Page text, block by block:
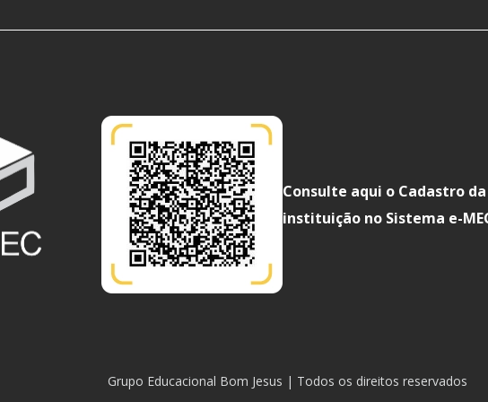
Consulte aqui o Cadastro da
instituição no Sistema e-
Grupo Educacional Bom Jesus | Todos os direitos reservados